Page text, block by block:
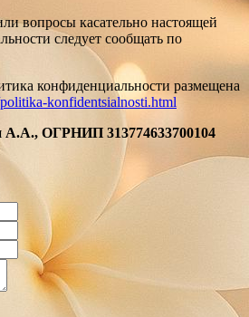
вопросы касательно настоящей
следует сообщать по
конфиденциальности размещена
konfidentsialnosti.html
А.А., ОГРНИП 313774633700104